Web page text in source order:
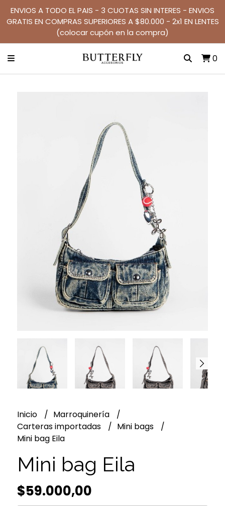
ENVIOS A TODO EL PAIS - 3 CUOTAS SIN INTERES - ENVIOS
GRATIS EN COMPRAS SUPERIORES A $80.000 - 2x1 EN LENTES
(colocar cupón en la compra)
0
Inicio
Marroquinería
Carteras importadas
Mini bags
Mini bag Eila
Mini bag Eila
$59.000,00